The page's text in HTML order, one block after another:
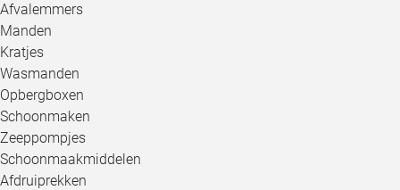
Afvalemmers
Manden
Kratjes
Wasmanden
Opbergboxen
Schoonmaken
Zeeppompjes
Schoonmaakmiddelen
Afdruiprekken